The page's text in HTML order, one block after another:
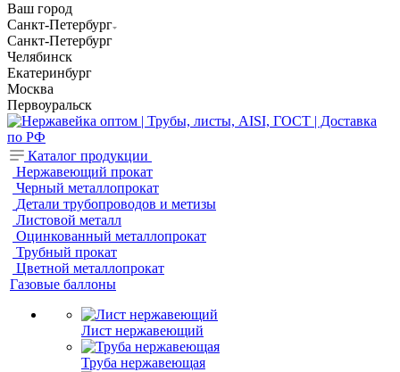
Ваш город
Санкт-Петербург
Санкт-Петербург
Челябинск
Екатеринбург
Москва
Первоуральск
Каталог продукции
Нержавеющий прокат
Черный металлопрокат
Детали трубопроводов и метизы
Листовой металл
Оцинкованный металлопрокат
Трубный прокат
Цветной металлопрокат
Газовые баллоны
Лист нержавеющий
Труба нержавеющая